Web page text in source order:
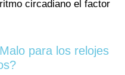
circadiano el factor
para los relojes